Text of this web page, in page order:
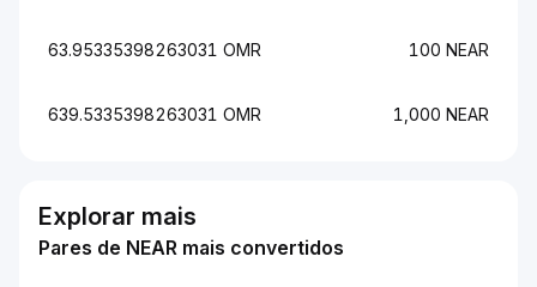
63.95335398263031 OMR 100 NEAR
639.5335398263031 OMR 1,000 NEAR
Explorar mais
Pares de NEAR mais convertidos